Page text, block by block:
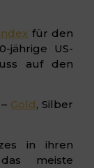
für den
jährige US-
auf den
Gold, Silber
in ihren
meiste